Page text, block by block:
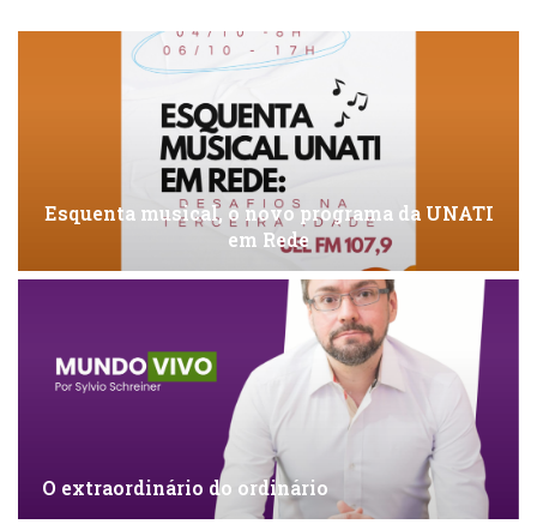
Esquenta musical, o novo programa da UNATI
em Rede
O extraordinário do ordinário